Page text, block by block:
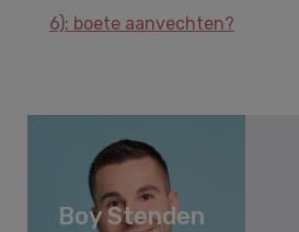
6): boete aanvechten?
Boy Stenden